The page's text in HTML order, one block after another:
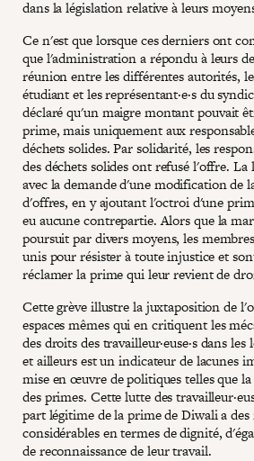
dans la législation relative à leurs
Ce n'est que lorsque ces derniers ont
que l'administration a répondu à leurs
réunion entre les différentes autorités,
étudiant et les représentant·e·s du
déclaré qu'un maigre montant pouvait
prime, mais uniquement aux
déchets solides. Par solidarité, les
des déchets solides ont refusé l'offre. La
avec la demande d'une modification de
d'offres, en y ajoutant l'octroi d'une
eu aucune contrepartie. Alors que la
poursuit par divers moyens, les
unis pour résister à toute injustice et
réclamer la prime qui leur revient de
Cette grève illustre la juxtaposition de
espaces mêmes qui en critiquent les
des droits des travailleur·euse·s dans
et ailleurs est un indicateur de lacunes
mise en œuvre de politiques telles que
des primes. Cette lutte des
part légitime de la prime de Diwali a
considérables en termes de dignité,
de reconnaissance de leur travail.